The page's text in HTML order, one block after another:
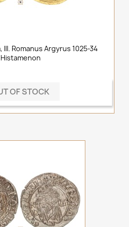
III. Romanus Argyrus 1025-34
Histamenon
OF STOCK